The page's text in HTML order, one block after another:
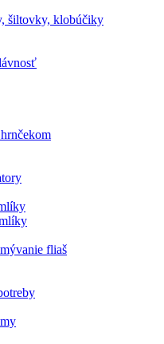
šiltovky, klobúčiky
fliaš